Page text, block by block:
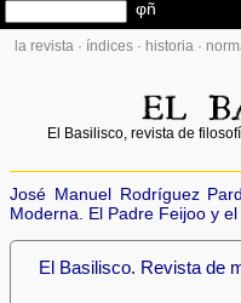
la revista · índices · historia ·
El Basilisco, revista de
José Manuel Rodríguez
Moderna. El Padre Feijoo y
El Basilisco. Revista de